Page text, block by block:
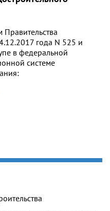
года N 525 и
в федеральной
системе